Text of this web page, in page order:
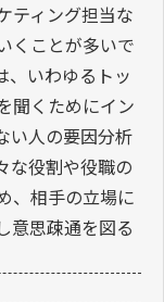
ティング担当な
くことが多いで
、いわゆるトッ
聞くためにイン
い人の要因分析
な役割や役職の
、相手の立場に
意思疎通を図る